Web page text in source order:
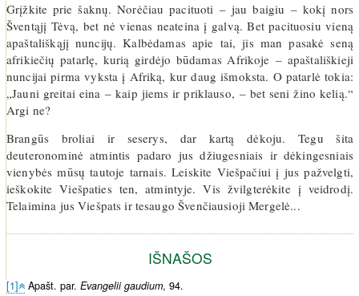
Grįžkite prie šaknų. Norėčiau pacituoti – jau baigiu – kokį nors
Šventąjį Tėvą, bet nė vienas neateina į galvą. Bet pacituosiu vieną
apaštališkąjį nuncijų. Kalbėdamas apie tai, jis man pasakė seną
afrikiečių patarlę, kurią girdėjo būdamas Afrikoje – apaštališkieji
nuncijai pirma vyksta į Afriką, kur daug išmoksta. O patarlė tokia:
„Jauni greitai eina – kaip jiems ir priklauso, – bet seni žino kelią.“
Argi ne?
Brangūs broliai ir seserys, dar kartą dėkoju. Tegu šita
deuteronominė atmintis padaro jus džiugesniais ir dėkingesniais
vienybės mūsų tautoje tarnais. Leiskite Viešpačiui į jus pažvelgti,
ieškokite Viešpaties ten, atmintyje. Vis žvilgterėkite į veidrodį.
Telaimina jus Viešpats ir tesaugo Švenčiausioji Mergelė...
IŠNAŠOS
[1] Apašt. par. Evangelii gaudium, 94.